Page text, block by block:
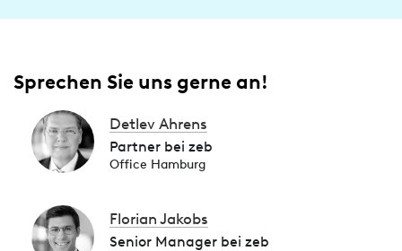
Sprechen Sie uns gerne an!
Detlev Ahrens
Partner bei zeb
Office Hamburg
Florian Jakobs
Senior Manager bei zeb